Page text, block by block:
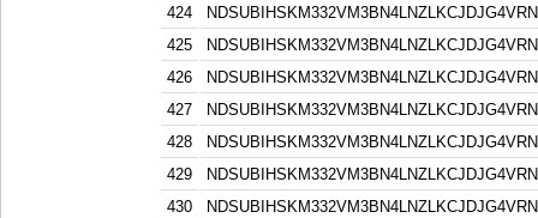
424
425
426
427
428
429
430